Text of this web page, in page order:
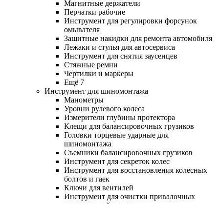
Магнитные держатели
Перчатки рабочие
Инструмент для регулировки форсунок
омывателя
Защитные накидки для ремонта автомобиля
Лежаки и стулья для автосервиса
Инструмент для снятия заусенцев
Стяжные ремни
Чертилки и маркеры
Ещё 7
Инструмент для шиномонтажа
Манометры
Уровни рулевого колеса
Измерители глубины протектора
Клещи для балансировочных грузиков
Головки торцевые ударные для
шиномонтажа
Съемники балансировочных грузиков
Инструмент для секреток колес
Инструмент для восстановления колесных
болтов и гаек
Ключи для вентилей
Инструмент для очистки привалочных